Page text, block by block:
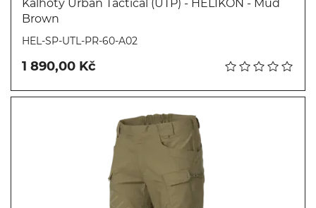
Kalhoty Urban Tactical (UTP) - HELIKON - Mud
Brown
HEL-SP-UTL-PR-60-A02
1 890,00 Kč